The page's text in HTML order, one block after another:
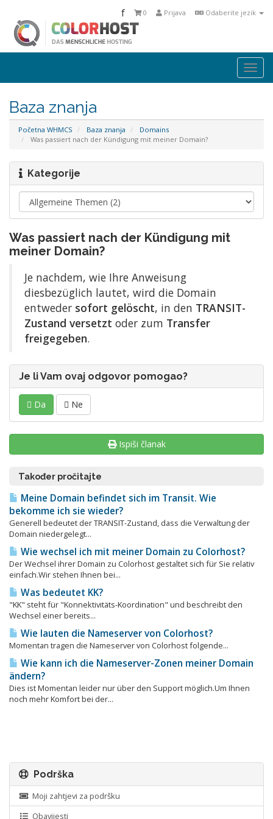
f Odaberite jezik
Prijava
0
Baza znanja
Početna WHMCS Baza znanja
Domains
Was passiert nach der Kündigung mit meiner Domain?
Kategorije
Was passiert nach der Kündigung mit
meiner Domain?
Je nachdem, wie Ihre Anweisung
diesbezüglich lautet, wird die Domain
entweder sofort gelöscht, in den TRANSIT-
Zustand versetzt oder zum Transfer
freigegeben.
Je li Vam ovaj odgovor pomogao?
Da Ne
Ispiši članak
Također pročitajte
Meine Domain befindet sich im Transit. Wie
bekomme ich sie wieder?
Generell bedeutet der TRANSIT-Zustand, dass die Verwaltung der
Domain niedergelegt...
Wie wechsel ich mit meiner Domain zu Colorhost?
Der Wechsel ihrer Domain zu Colorhost gestaltet sich für Sie relativ
einfach.Wir stehen Ihnen bei...
Was bedeutet KK?
"KK" steht für "Konnektivitäts-Koordination" und beschreibt den
Wechsel einer bereits...
Wie lauten die Nameserver von Colorhost?
Momentan tragen die Nameserver von Colorhost folgende...
Wie kann ich die Nameserver-Zonen meiner Domain
ändern?
Dies ist Momentan leider nur über den Support möglich.Um Ihnen
noch mehr Komfort bei der...
Podrška
Moji zahtjevi za podršku
Obavijesti